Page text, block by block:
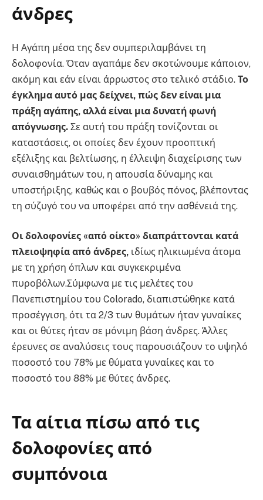
άνδρες
Η Αγάπη μέσα της δεν συμπεριλαμβάνει τη
δολοφονία. Όταν αγαπάμε δεν σκοτώνουμε κάποιον,
ακόμη και εάν είναι άρρωστος στο τελικό στάδιο. Το
έγκλημα αυτό μας δείχνει, πώς δεν είναι μια
πράξη αγάπης, αλλά είναι μια δυνατή φωνή
απόγνωσης. Σε αυτή του πράξη τονίζονται οι
καταστάσεις, οι οποίες δεν έχουν προοπτική
εξέλιξης και βελτίωσης, η έλλειψη διαχείρισης των
συναισθημάτων του, η απουσία δύναμης και
υποστήριξης, καθώς και ο βουβός πόνος, βλέποντας
τη σύζυγό του να υποφέρει από την ασθένειά της.
Οι δολοφονίες «από οίκτο» διαπράττονται κατά
πλειοψηφία από άνδρες, ιδίως ηλικιωμένα άτομα
με τη χρήση όπλων και συγκεκριμένα
πυροβόλων.Σύμφωνα με τις μελέτες του
Πανεπιστημίου του Colorado, διαπιστώθηκε κατά
προσέγγιση, ότι τα 2/3 των θυμάτων ήταν γυναίκες
και οι θύτες ήταν σε μόνιμη βάση άνδρες. Άλλες
έρευνες σε αναλύσεις τους παρουσιάζουν το υψηλό
ποσοστό του 78% με θύματα γυναίκες και το
ποσοστό του 88% με θύτες άνδρες.
Τα αίτια πίσω από τις
δολοφονίες από
συμπόνοια